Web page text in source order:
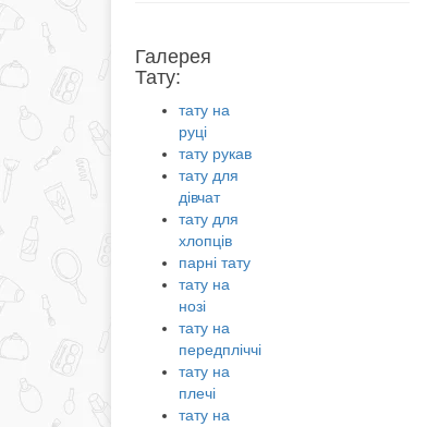
Галерея
Тату:
тату на
руці
тату рукав
тату для
дівчат
тату для
хлопців
парні тату
тату на
нозі
тату на
передпліччі
тату на
плечі
тату на